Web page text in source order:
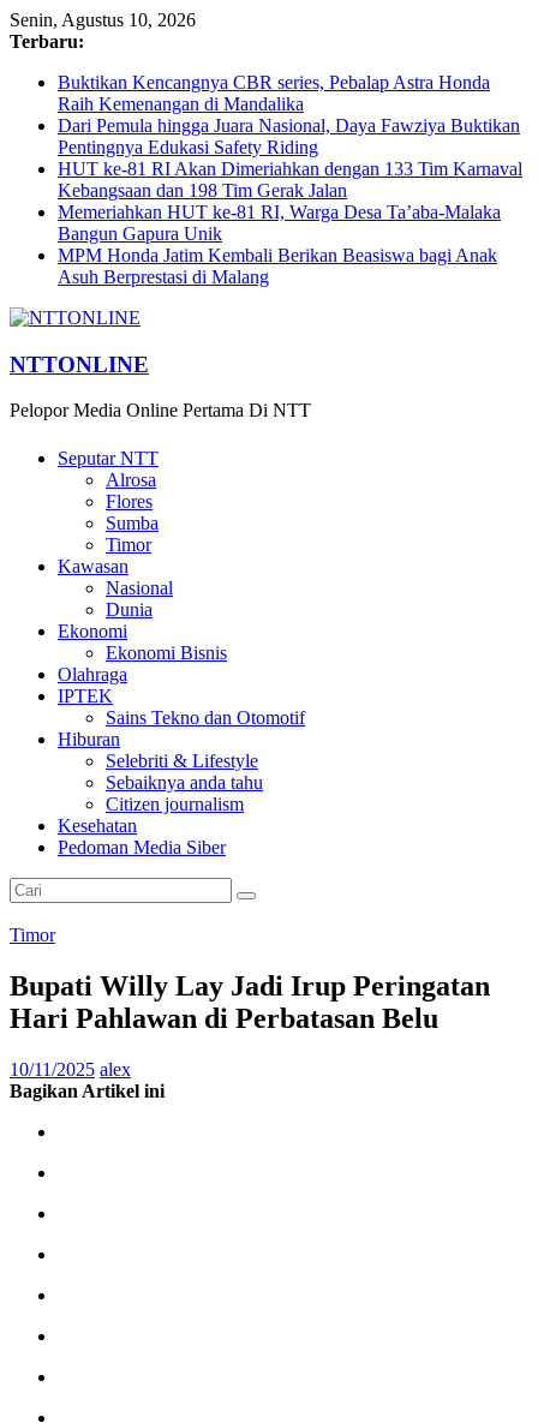
Senin, Agustus 10, 2026
Terbaru:
Buktikan Kencangnya CBR series, Pebalap Astra Honda
Raih Kemenangan di Mandalika
Dari Pemula hingga Juara Nasional, Daya Fawziya Buktikan
Pentingnya Edukasi Safety Riding
HUT ke-81 RI Akan Dimeriahkan dengan 133 Tim Karnaval
Kebangsaan dan 198 Tim Gerak Jalan
Memeriahkan HUT ke-81 RI, Warga Desa Ta’aba-Malaka
Bangun Gapura Unik
MPM Honda Jatim Kembali Berikan Beasiswa bagi Anak
Asuh Berprestasi di Malang
NTTONLINE
Pelopor Media Online Pertama Di NTT
Seputar NTT
Alrosa
Flores
Sumba
Timor
Kawasan
Nasional
Dunia
Ekonomi
Ekonomi Bisnis
Olahraga
IPTEK
Sains Tekno dan Otomotif
Hiburan
Selebriti & Lifestyle
Sebaiknya anda tahu
Citizen journalism
Kesehatan
Pedoman Media Siber
Timor
Bupati Willy Lay Jadi Irup Peringatan
Hari Pahlawan di Perbatasan Belu
10/11/2025 alex
Bagikan Artikel ini